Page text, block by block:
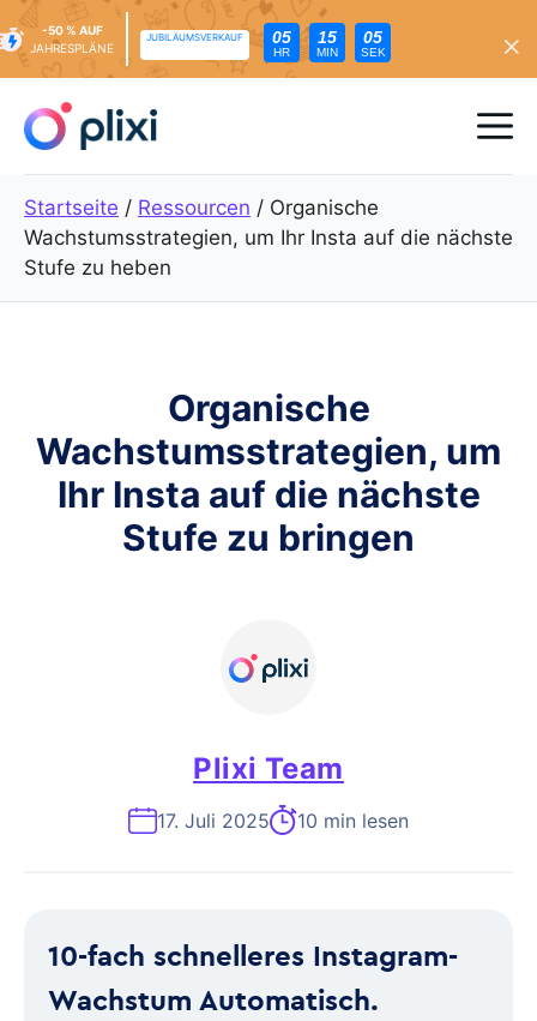
Inhalt
springen
-50 % AUF
JAHRESPLÄNE
JUBILÄUMSVERKAUF 05
HR
15
MIN
04
SEK
Startseite / Ressourcen / Organische
Wachstumsstrategien, um Ihr Insta auf die nächste
Stufe zu heben
Organische
Wachstumsstrategien, um
Ihr Insta auf die nächste
Stufe zu bringen
Plixi Team
17. Juli 2025 10 min lesen
10-fach schnelleres Instagram-
Wachstum Automatisch.